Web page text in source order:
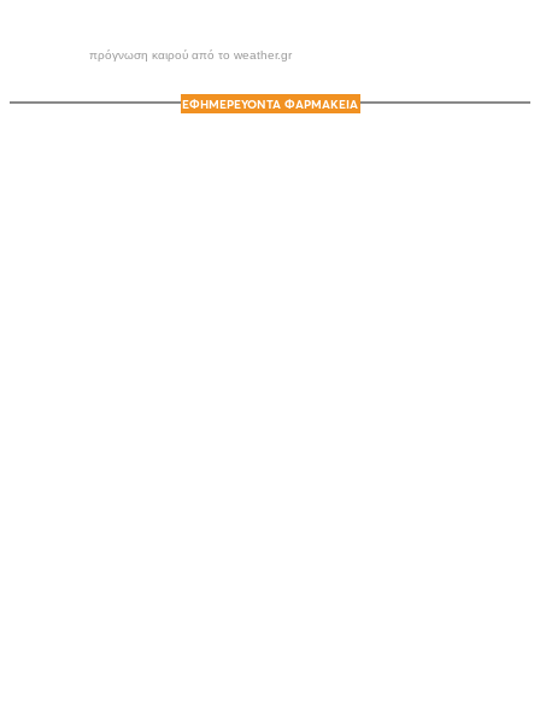
πρόγνωση καιρού από το weather.gr
ΕΦΗΜΕΡΕΥΟΝΤΑ ΦΑΡΜΑΚΕΙΑ